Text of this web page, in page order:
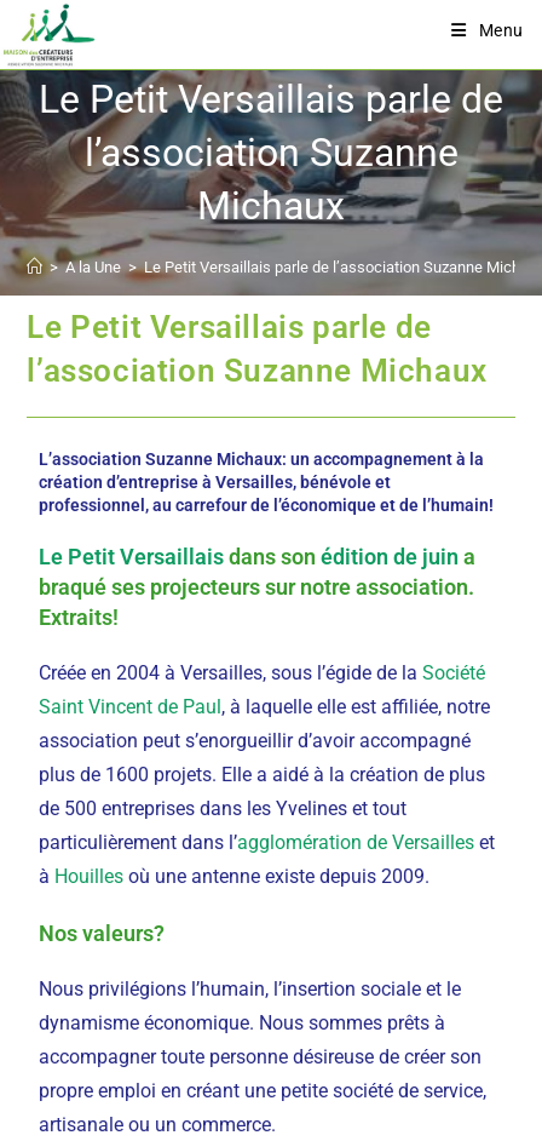
Menu
Le Petit Versaillais parle de
l’association Suzanne
Michaux
> A la Une > Le Petit Versaillais parle de l’association Suzanne
Le Petit Versaillais parle de
l’association Suzanne Michaux
L’association Suzanne Michaux: un accompagnement à la
création d’entreprise à Versailles, bénévole et
professionnel, au carrefour de l’économique et de l’humain!
Le Petit Versaillaisdans sonédition de juin a
braqué ses projecteurs sur notre association.
Extraits!
Créée en 2004 à Versailles, sous l’égide de laSociété
Saint Vincent de Paul, à laquelle elle est affiliée, notre
association peut s’enorgueillir d’avoir accompagné
plus de 1600 projets. Elle a aidé à la création de plus
de 500 entreprises dans les Yvelines et tout
particulièrement dans l’agglomération de Versailles et
à Houilles où une antenne existe depuis 2009.
Nos valeurs?
Nous privilégions l’humain, l’insertion sociale et le
dynamisme économique. Nous sommes prêts à
accompagner toute personne désireuse de créer son
propre emploi en créant une petite société de service,
artisanale ou un commerce.